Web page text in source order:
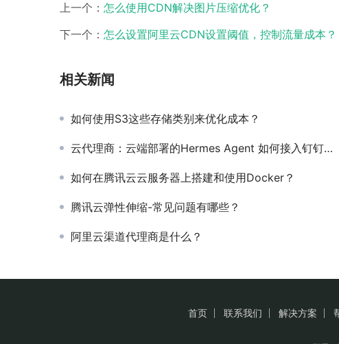
上一个： 怎么使用CDN解决图片压缩优化？
下一个： 怎么设置阿里云CDN设置阈值，控制流量成本？
相关新闻
如何使用S3这些存储类别来优化成本？
云代理商：云端部署的Hermes Agent 如何接入钉钉？
如何在腾讯云云服务器上搭建和使用Docker？
腾讯云弹性伸缩-常见问题有哪些？
阿里云渠道代理商是什么？
首页 联系我们 解决方案